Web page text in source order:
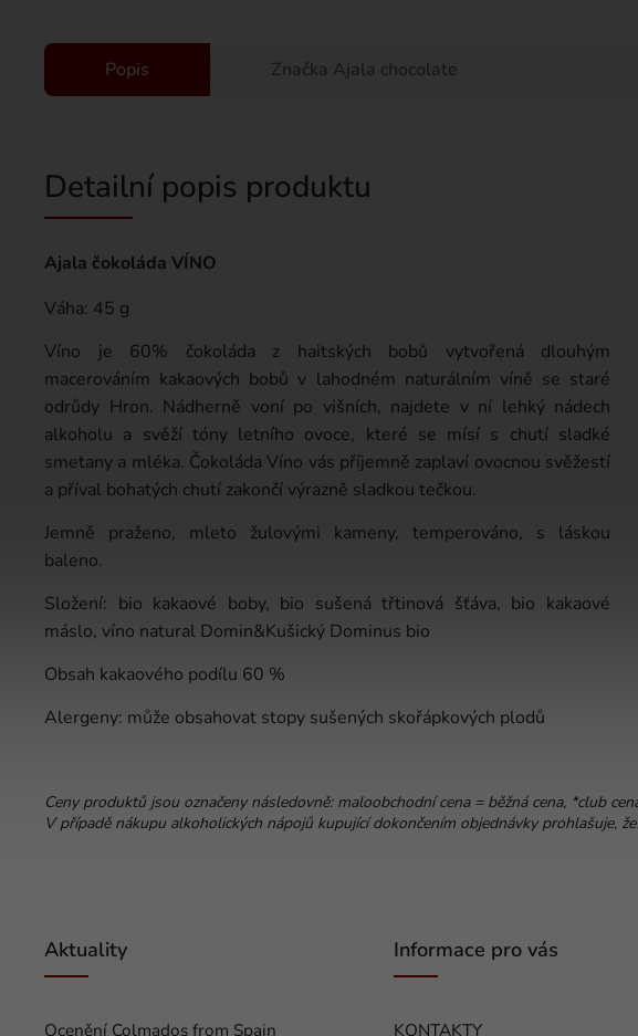
Popis Značka Ajala chocolate
Detailní popis produktu
Ajala čokoláda VÍNO
Váha: 45 g
Víno je 60% čokoláda z haitských bobů vytvořená dlouhým
macerováním kakaových bobů v lahodném naturálním víně se staré
odrůdy Hron. Nádherně voní po višních, najdete v ní lehký nádech
alkoholu a svěží tóny letního ovoce, které se mísí s chutí sladké
smetany a mléka. Čokoláda Víno vás příjemně zaplaví ovocnou svěžestí
a příval bohatých chutí zakončí výrazně sladkou tečkou.
Jemně praženo, mleto žulovými kameny, temperováno, s láskou
baleno.
Složení: bio kakaové boby, bio sušená třtinová šťáva, bio kakaové
máslo, víno natural Domin&Kušický Dominus bio
Obsah kakaového podílu 60 %
Alergeny: může obsahovat stopy sušených skořápkových plodů
Ceny produktů jsou označeny následovně: maloobchodní cena = běžná cena, *club
V případě nákupu alkoholických nápojů kupující dokončením objednávky prohlašuje,
Aktuality
Ocenění Colmados from Spain
Informace pro vás
KONTAKTY